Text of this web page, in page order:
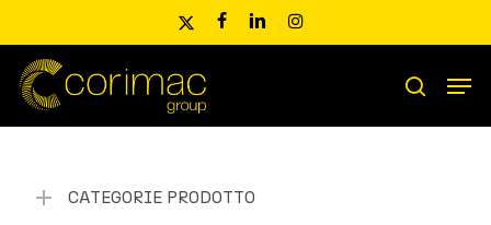
main
content
x-
facebooklinkedininstagram
Ricerca
prodotti
search
CATEGORIE PRODOTTO